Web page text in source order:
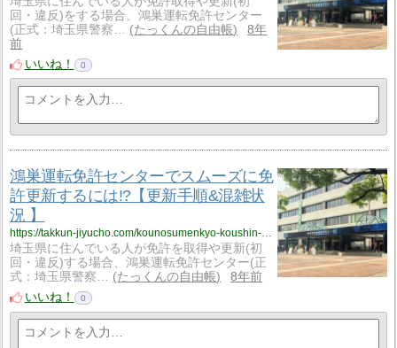
回・違反)をする場合、鴻巣運転免許センター
(正式：埼玉県警察…
たっくんの自由帳
8年
前
いいね！
0
鴻巣運転免許センターでスムーズに免
許更新するには!?【更新手順&混雑状
況 】
https://takkun-jiyucho.com/kounosumenkyo-koushin-suiteiru/
埼玉県に住んでいる人が免許を取得や更新(初
回・違反)する場合、鴻巣運転免許センター(正
式：埼玉県警察…
たっくんの自由帳
8年前
いいね！
0